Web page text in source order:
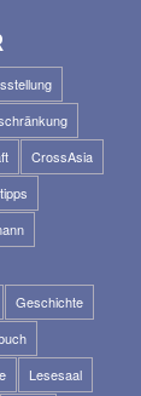
CrossAsia
Geschichte
Lesesaal